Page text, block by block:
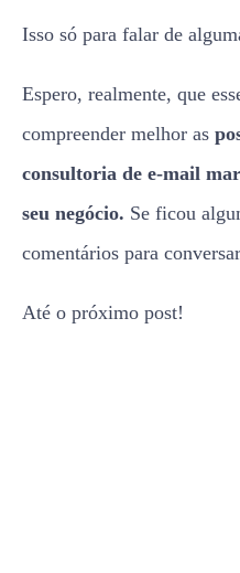
Isso só para falar de
Espero, realmente, que
compreender melhor as
consultoria de e-mail
seu negócio. Se ficou
comentários para
Até o próximo post!